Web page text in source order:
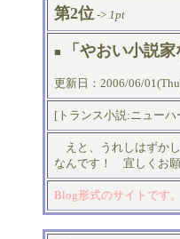
第2位 -> 1pt
■ 「やおい小説
更新日：2006/06/
[ トランス小説:ニュー
えと、うれしはずか
なんです！ 宜しくお願
Blog形式のサイトです。